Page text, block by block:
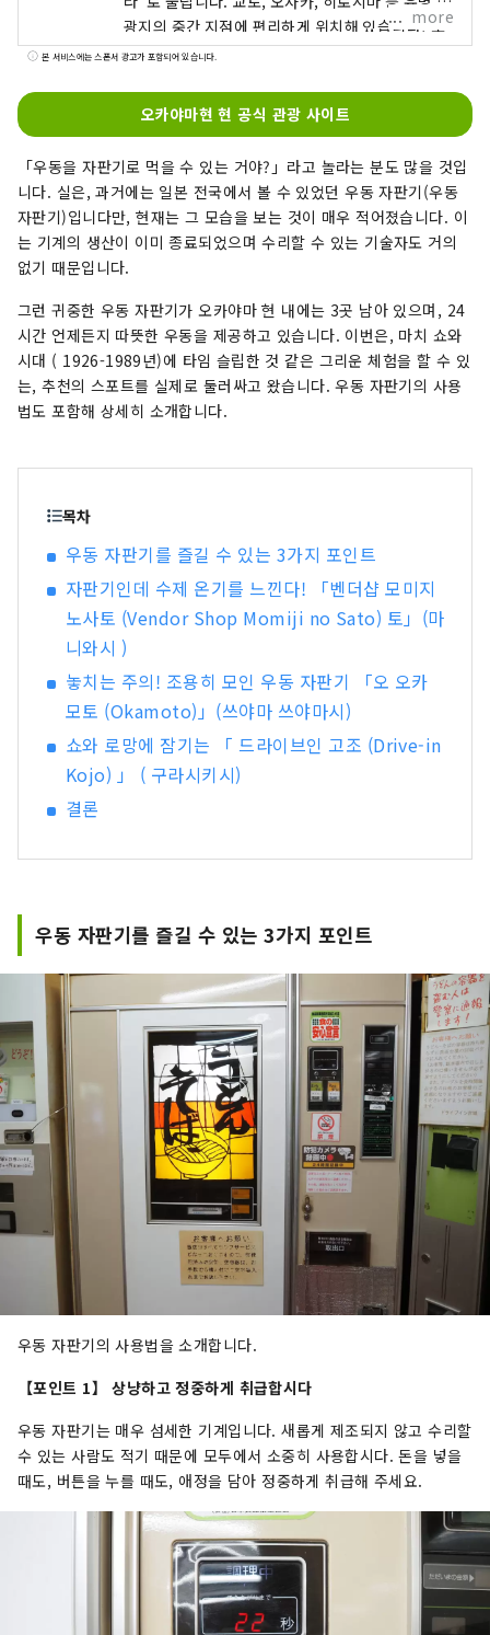
광지의 중간 지점에 편리하게 위치해 있습니다! 또
한 세토 통해 시코쿠로 가는 관문이기도 합니다. 오
의 따뜻한 기후에서 햇볕을 듬뿍 받으며 자란 과일
은 단맛, 향, 풍미 면에서 최고 품질을 자랑합니다.
겨보세요! 오카야마 에는 오카야마 성, 일본 3대 정
원 중 하나인 오카야마 고라쿠엔, 역사와 문화, 예술
을 자랑하는 구라시키 미관지구 등 세계적인 관광
지가 있습니다!
more
본 서비스에는 스폰서 광고가 포함되어 있습니다.
오카야마현 현 공식 관광 사이트
「우동을 자판기로 먹을 수 있는 거야?」라고 놀라는 분도 많을 것입
니다. 실은, 과거에는 일본 전국에서 볼 수 있었던 우동 자판기(우동
자판기)입니다만, 현재는 그 모습을 보는 것이 매우 적어졌습니다. 이
는 기계의 생산이 이미 종료되었으며 수리할 수 있는 기술자도 거의
없기 때문입니다.
그런 귀중한 우동 자판기가 오카야마 현 내에는 3곳 남아 있으며, 24
시간 언제든지 따뜻한 우동을 제공하고 있습니다. 이번은, 마치 쇼와
시대 ( 1926-1989년)에 타임 슬립한 것 같은 그리운 체험을 할 수 있
는, 추천의 스포트를 실제로 둘러싸고 왔습니다. 우동 자판기의 사용
법도 포함해 상세히 소개합니다.
목차
우동 자판기를 즐길 수 있는 3가지 포인트
자판기인데 수제 온기를 느낀다! 「벤더샵 모미지
노사토 (Vendor Shop Momiji no Sato) 토」(마
니와시 )
놓치는 주의! 조용히 모인 우동 자판기 「오 오카
모토 (Okamoto)」(쓰야마 쓰야마시)
쇼와 로망에 잠기는 「 드라이브인 고조 (Drive-in
Kojo) 」 ( 구라시키시)
결론
우동 자판기를 즐길 수 있는 3가지 포인트
우동 자판기의 사용법을 소개합니다.
【포인트 1】 상냥하고 정중하게 취급합시다
우동 자판기는 매우 섬세한 기계입니다. 새롭게 제조되지 않고 수리할
수 있는 사람도 적기 때문에 모두에서 소중히 사용합시다. 돈을 넣을
때도, 버튼을 누를 때도, 애정을 담아 정중하게 취급해 주세요.